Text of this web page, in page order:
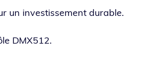
un inves­tis­se­ment durable.
DMX512.